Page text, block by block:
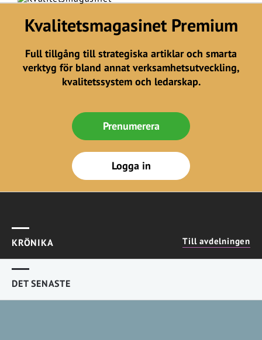
Kvalitetsmagasinet Premium
Full tillgång till strategiska artiklar och smarta
verktyg för bland annat verksamhetsutveckling,
kvalitetssystem och ledarskap.
Prenumerera
Logga in
KRÖNIKA Till avdelningen
DET SENASTE